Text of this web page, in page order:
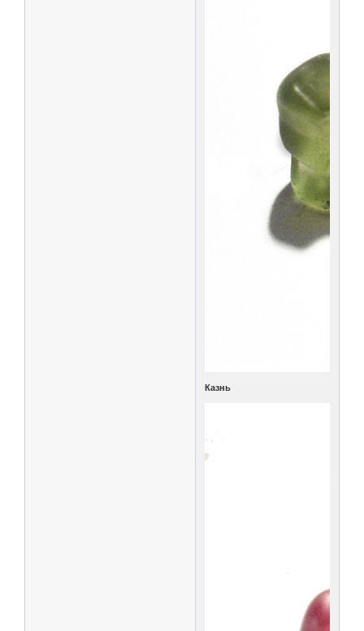
Казнь